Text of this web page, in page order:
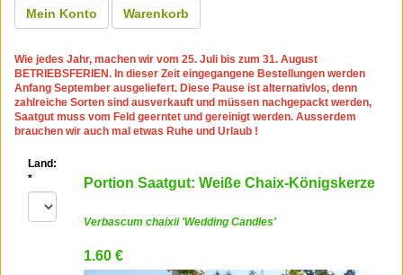
Mein Konto Warenkorb
Wie jedes Jahr, machen wir vom 25. Juli bis zum 31. August
BETRIEBSFERIEN. In dieser Zeit eingegangene Bestellungen werden
Anfang September ausgeliefert. Diese Pause ist alternativlos, denn
zahlreiche Sorten sind ausverkauft und müssen nachgepackt werden,
Saatgut muss vom Feld geerntet und gereinigt werden. Ausserdem
brauchen wir auch mal etwas Ruhe und Urlaub !
Land:
*
Portion Saatgut: Weiße Chaix-Königskerze
Verbascum chaixii 'Wedding Candles'
1.60 €